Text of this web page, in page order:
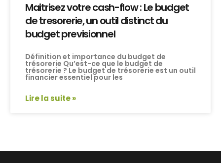
Maitrisez votre cash-flow : Le budget
de tresorerie, un outil distinct du
budget previsionnel
Définition et importance du budget de
trésorerie Qu’est-ce que le budget de
trésorerie ? Le budget de trésorerie est un outil
financier essentiel pour les
Lire la suite »